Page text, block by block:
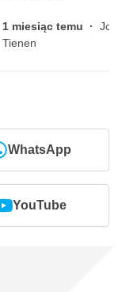
1 miesiąc temu ·
Tienen
WhatsApp
YouTube